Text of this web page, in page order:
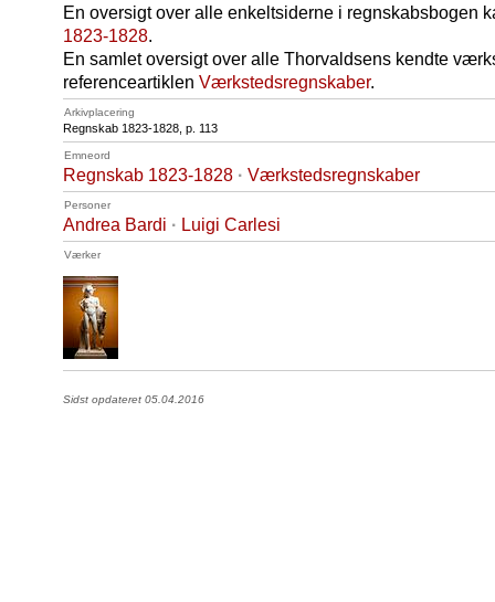
En oversigt over alle enkeltsiderne i regnskabsbogen
1823-1828.
En samlet oversigt over alle Thorvaldsens kendte
referenceartiklen Værkstedsregnskaber.
Arkivplacering
Regnskab 1823-1828, p. 113
Emneord
Regnskab 1823-1828 · Værkstedsregnskaber
Personer
Andrea Bardi · Luigi Carlesi
Værker
Sidst opdateret 05.04.2016